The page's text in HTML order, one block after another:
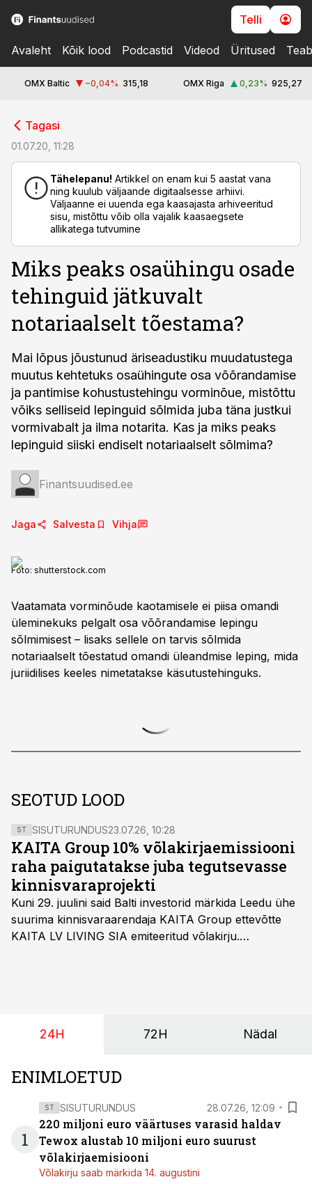
Telli
Avaleht Kõik lood Podcastid Videod Üritused
OMX Baltic −0,04% 315,18 OMX Riga 0,23% 925,27
Tagasi
01.07.20, 11:28
Tähelepanu! Artikkel on enam kui 5 aastat vana
ning kuulub väljaande digitaalsesse arhiivi.
Väljaanne ei uuenda ega kaasajasta arhiveeritud
sisu, mistõttu võib olla vajalik kaasaegsete
allikatega tutvumine
Miks peaks osaühingu osade
tehinguid jätkuvalt
notariaalselt tõestama?
Mai lõpus jõustunud äriseadustiku muudatustega
muutus kehtetuks osaühingute osa võõrandamise
ja pantimise kohustustehingu vorminõue, mistõttu
võiks selliseid lepinguid sõlmida juba täna justkui
vormivabalt ja ilma notarita. Kas ja miks peaks
lepinguid siiski endiselt notariaalselt sõlmima?
Finantsuudised.ee
Jaga Salvesta Vihja
Foto: shutterstock.com
Vaatamata vorminõude kaotamisele ei piisa omandi
üleminekuks pelgalt osa võõrandamise lepingu
sõlmimisest – lisaks sellele on tarvis sõlmida
notariaalselt tõestatud omandi üleandmise leping, mida
juriidilises keeles nimetatakse käsutustehinguks.
SEOTUD LOOD
ST SISUTURUNDUS23.07.26, 10:28
KAITA Group 10% võlakirjaemissiooni
raha paigutatakse juba tegutsevasse
kinnisvaraprojekti
Kuni 29. juulini said Balti investorid märkida Leedu ühe
suurima kinnisvaraarendaja KAITA Group ettevõtte
KAITA LV LIVING SIA emiteeritud võlakirju.
24H 72H Nädal
ENIMLOETUD
1
ST SISUTURUNDUS 28.07.26, 12:09
220 miljoni euro väärtuses varasid haldav
Tewox alustab 10 miljoni euro suurust
võlakirjaemisiooni
Võlakirju saab märkida 14. augustini